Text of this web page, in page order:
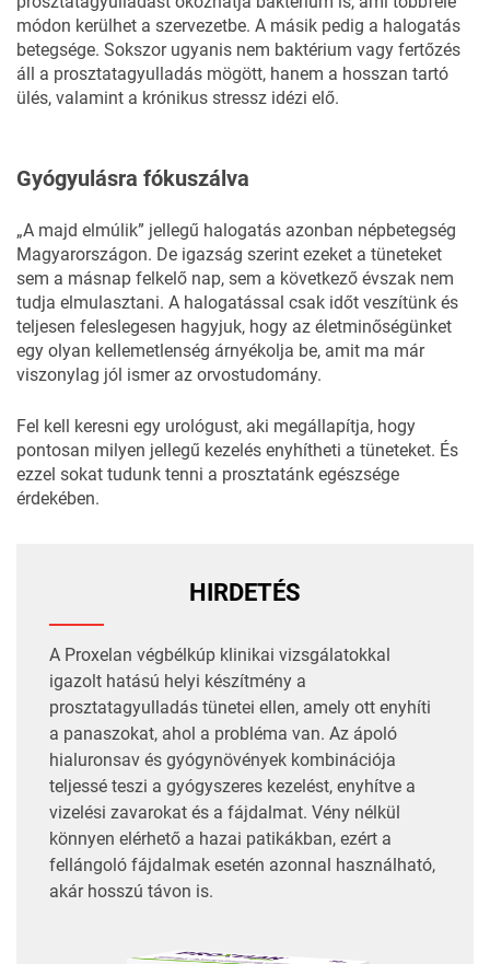
módon kerülhet a szervezetbe. A másik pedig a halogatás
betegsége. Sokszor ugyanis nem baktérium vagy fertőzés
áll a prosztatagyulladás mögött, hanem a hosszan tartó
ülés, valamint a krónikus stressz idézi elő.
Gyógyulásra fókuszálva
„A majd elmúlik” jellegű halogatás azonban népbetegség
Magyarországon. De igazság szerint ezeket a tüneteket
sem a másnap felkelő nap, sem a következő évszak nem
tudja elmulasztani. A halogatással csak időt veszítünk és
teljesen feleslegesen hagyjuk, hogy az életminőségünket
egy olyan kellemetlenség árnyékolja be, amit ma már
viszonylag jól ismer az orvostudomány.
Fel kell keresni egy urológust, aki megállapítja, hogy
pontosan milyen jellegű kezelés enyhítheti a tüneteket. És
ezzel sokat tudunk tenni a prosztatánk egészsége
érdekében.
HIRDETÉS
A Proxelan végbélkúp klinikai vizsgálatokkal
igazolt hatású helyi készítmény a
prosztatagyulladás tünetei ellen, amely ott enyhíti
a panaszokat, ahol a probléma van. Az ápoló
hialuronsav és gyógynövények kombinációja
teljessé teszi a gyógyszeres kezelést, enyhítve a
vizelési zavarokat és a fájdalmat. Vény nélkül
könnyen elérhető a hazai patikákban, ezért a
fellángoló fájdalmak esetén azonnal használható,
akár hosszú távon is.